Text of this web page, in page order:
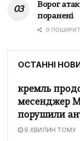
Ворог
поранені
0
ОСТАННІ
кремль
месенджер
порушили
9 ХВИЛИН ТОМУ